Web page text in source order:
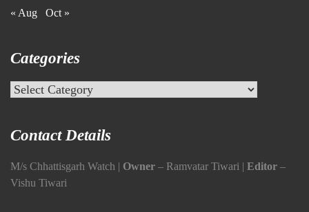
« Aug Oct »
Categories
Categories
Contact Details
M/s Chhattisgarh Watch | Owner – Ramvatar Tiwari | Editor –
Vishu Tiwari